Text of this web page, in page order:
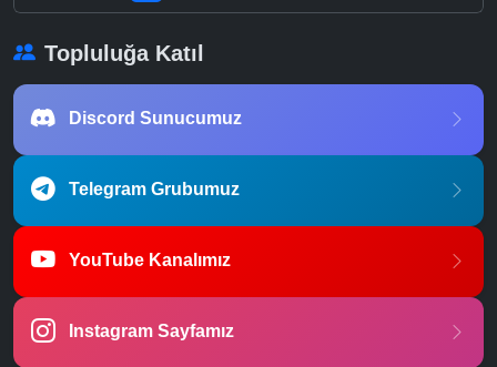
Topluluğa Katıl
Discord Sunucumuz
Telegram Grubumuz
YouTube Kanalımız
Instagram Sayfamız